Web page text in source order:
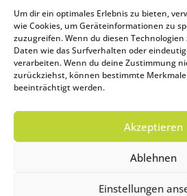
Um dir ein optimales Erlebnis zu bieten,
wie Cookies, um Geräteinformationen zu
zuzugreifen. Wenn du diesen
Daten wie das Surfverhalten oder
verarbeiten. Wenn du deine Zustimmung
zurückziehst, können bestimmte
beeinträchtigt werden.
Akzeptieren
Ablehnen
Einstellungen
sagen kann, ob für ein
Wort, ein kleines oder großes
Leben gewinnt an Tiefe. Am
passieren lassen und schauen,
dankbar sind. So beenden Sie
wohltuenden Gedanken!